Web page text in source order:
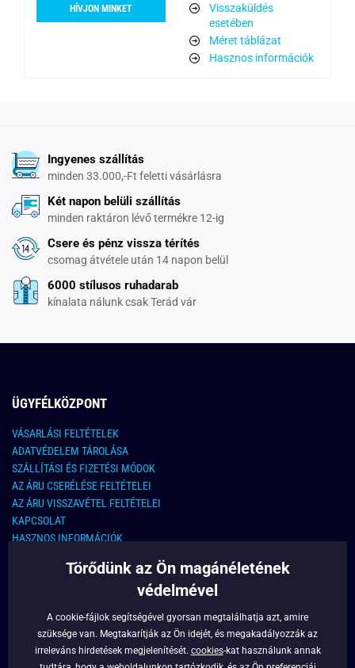
HÍVJON MINKET
Visszaküldés
esetében
Méret táblázat
Hasznos információk
Ingyenes szállítás
minden 33.000,-Ft feletti vásárlásra
Két napon belüli szállítás
minden raktáron lévő termékre 12-ig
Csere és pénz vissza térítés
csomag átvétele után 14 napon belül
6000 stílusos ruhadarab
kínalata nálunk csak Terád vár
ÜGYFÉLKÖZPONT
VÁSARLÁSI FELTÉTELEK
ADATVÉDELEM TÁROLÁSA
SZÁLLÍTÁSI ÉS FIZETÉSI MÓDOK
AZ ÁRU CSERÉLÉSE FELTÉTELEI
AZ ÁRU VISSZAVÉTEL FELTÉTELEI
KAPCSOLAT
HASZNOS INFORMÁCIÓK
KAPCSOLAT
info@legyferfi.hu
FONTOS INFORMÁCIÓK
Törődünk az Ön magánéletének
védelmével
A cookie-fájlok segítségével gyorsan megtalálhatja azt, amire
szüksége van. Megtakarítják az Ön idejét, és megakadályozzák az
irreleváns hirdetések megjelenítését. cookies-kat használunk annak